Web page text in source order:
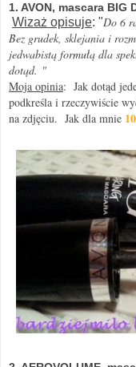
1. AVON, mascara BIG
Wizaż opisuje: "Do 6
Bez grudek, sklejania i
jedwabistą formułą dla
dotąd. "
Moja opinia: Jak dotąd
podkreśla i rzeczywiście
na zdjęciu. Jak dla mnie